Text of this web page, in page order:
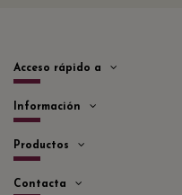
Acceso rápido a
Información
Productos
Contacta